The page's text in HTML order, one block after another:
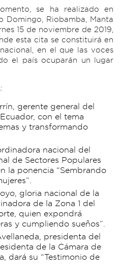
se ha realizado en
Domingo, Riobamba, Manta
15 de noviembre de 2019,
esta cita se constituirá en
en el que las voces
el país ocuparán un lugar
gerente general del
con el tema
y transformando
nacional del
de Sectores Populares
la ponencia “Sembrando
gloria nacional de la
de la Zona 1 del
quien expondrá
y cumpliendo sueños”.
presidenta del
de la Cámara de
dará su “Testimonio de